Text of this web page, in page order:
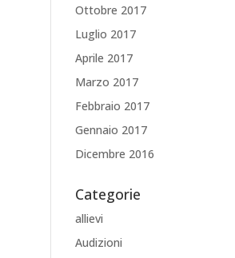
Ottobre 2017
Luglio 2017
Aprile 2017
Marzo 2017
Febbraio 2017
Gennaio 2017
Dicembre 2016
Categorie
allievi
Audizioni